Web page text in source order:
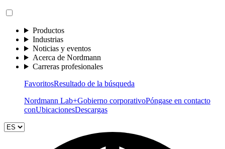
Productos
Industrias
Noticias y eventos
Acerca de Nordmann
Carreras profesionales
FavoritosResultado de la búsqueda
Nordmann Lab+Gobierno corporativoPóngase en contacto
conUbicacionesDescargas